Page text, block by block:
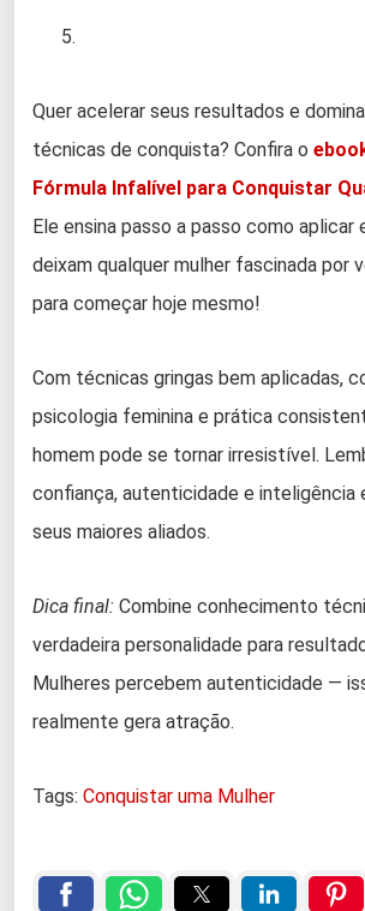
Quer acelerar seus resultados e
técnicas de conquista? Confira o
Fórmula Infalível para Conquistar
Ele ensina passo a passo como
deixam qualquer mulher fascinada por
para começar hoje mesmo!
Com técnicas gringas bem aplicadas,
psicologia feminina e prática
homem pode se tornar irresistível.
confiança, autenticidade e inteligência
seus maiores aliados.
Dica final: Combine conhecimento
verdadeira personalidade para
Mulheres percebem autenticidade —
realmente gera atração.
Tags: Conquistar uma Mulher